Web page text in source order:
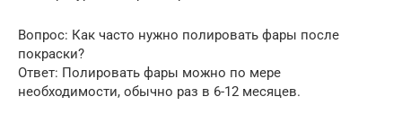
Вопрос: Как часто нужно полировать фары после
покраски?
Ответ: Полировать фары можно по мере
необходимости, обычно раз в 6-12 месяцев.